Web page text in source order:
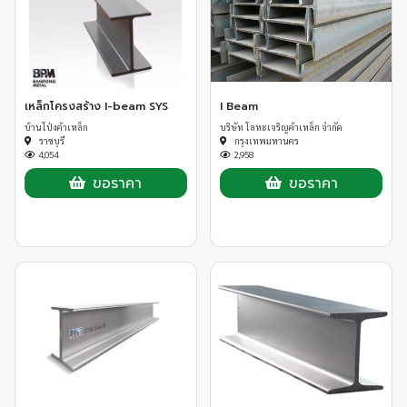
300x150x10x18.5x6m | 393.00
300x150x11.5x22x6m | 460.80
300x150x11.5x22x9m | 691.20
300x150x11.5x22x12m | 921.60
350x150x9x15.5x6m | 351.00
เหล็กโครงสร้าง I-beam SYS
บ้านโป่งค้าเหล็ก
ราชบุรี
4,054
ขอราคา
I Beam
บริษัท โลหะเจริญค้าเหล็ก จำกัด
กรุงเทพมหานคร
2,958
ขอราคา